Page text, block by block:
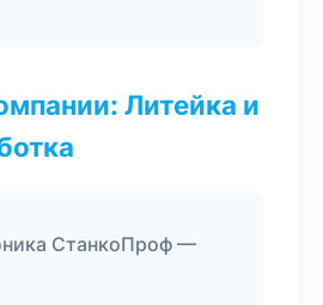
Литейка и
СтанкоПроф —